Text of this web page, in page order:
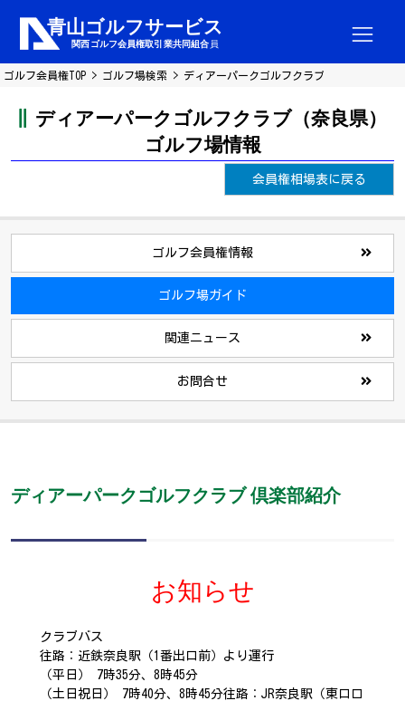
ゴルフ会員権TOP ゴルフ場検索 ディアーパークゴルフクラブ
ディアーパークゴルフクラブ（奈良県）
ゴルフ場情報
会員権相場表に戻る
ゴルフ会員権情報
ゴルフ場ガイド
関連ニュース
お問合せ
ディアーパークゴルフクラブ 倶楽部紹介
お知らせ
クラブバス
往路：近鉄奈良駅（1番出口前）より運行
（平日） 7時35分、8時45分
（土日祝日） 7時40分、8時45分往路：JR奈良駅（東口ロ